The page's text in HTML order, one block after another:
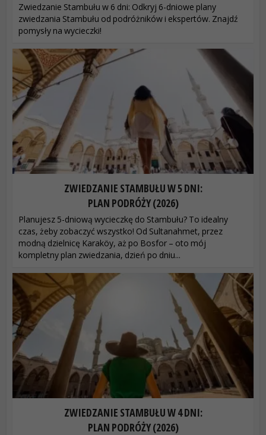
Zwiedzanie Stambułu w 6 dni: Odkryj 6-dniowe plany
zwiedzania Stambułu od podróżników i ekspertów. Znajdź
pomysły na wycieczki!
ZWIEDZANIE STAMBUŁU W 5 DNI:
PLAN PODRÓŻY (2026)
Planujesz 5-dniową wycieczkę do Stambułu? To idealny
czas, żeby zobaczyć wszystko! Od Sultanahmet, przez
modną dzielnicę Karaköy, aż po Bosfor – oto mój
kompletny plan zwiedzania, dzień po dniu...
ZWIEDZANIE STAMBUŁU W 4 DNI:
PLAN PODRÓŻY (2026)